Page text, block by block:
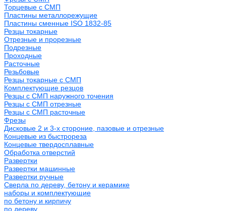
Торцевые с СМП
Пластины металлорежущие
Пластины сменные ISO 1832-85
Резцы токарные
Отрезные и прорезные
Подрезные
Проходные
Расточные
Резьбовые
Резцы токарные с СМП
Комплектующие резцов
Резцы с СМП наружного точения
Резцы с СМП отрезные
Резцы с СМП расточные
Фрезы
Дисковые 2 и 3-х стороние, пазовые и отрезные
Концевые из быстрореза
Концевые твердосплавные
Обработка отверстий
Развертки
Развертки машинные
Развертки ручные
Сверла по дереву, бетону и керамике
наборы и комплектующие
по бетону и кирпичу
по дереву